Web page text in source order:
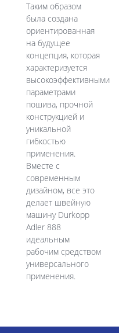
Таким образом
была создана
ориентированная
на будущее
концепция, которая
характеризуется
высокоэффективными
параметрами
пошива, прочной
конструкцией и
уникальной
гибкостью
применения.
Вместе с
современным
дизайном, все это
делает швейную
машину Durkopp
Adler 888
идеальным
рабочим средством
универсального
применения.